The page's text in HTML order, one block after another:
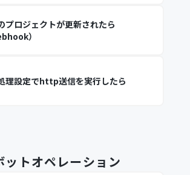
プロジェクトが更新されたら
）
理設定でhttp送信を実行したら
ットオペレーション